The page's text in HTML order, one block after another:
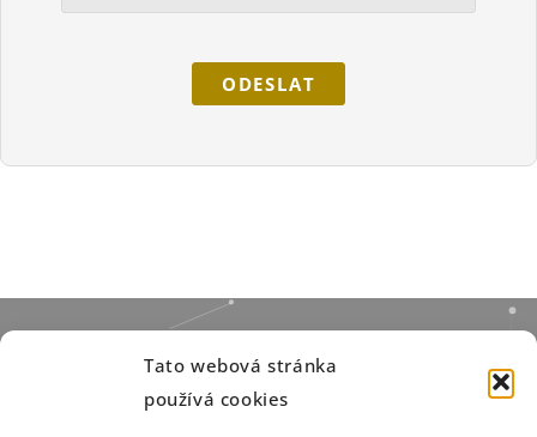
Tato webová stránka
používá cookies
ODESLAT